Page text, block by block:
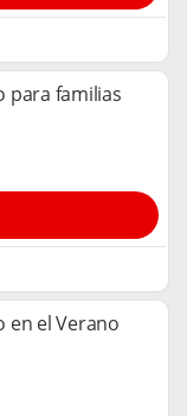
para familias
en el Verano